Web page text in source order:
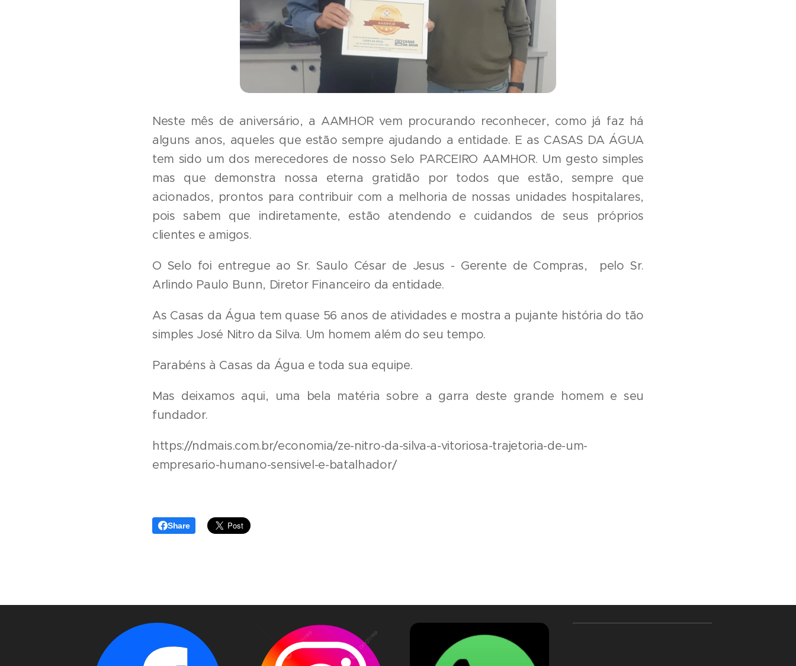
Neste mês de aniversário, a AAMHOR vem procurando reconhecer, como já faz há
alguns anos, aqueles que estão sempre ajudando a entidade. E as CASAS DA ÁGUA
tem sido um dos merecedores de nosso Selo PARCEIRO AAMHOR. Um gesto simples
mas que demonstra nossa eterna gratidão por todos que estão, sempre que
acionados, prontos para contribuir com a melhoria de nossas unidades hospitalares,
pois sabem que indiretamente, estão atendendo e cuidandos de seus próprios
clientes e amigos.
O Selo foi entregue ao Sr. Saulo César de Jesus - Gerente de Compras, pelo Sr.
Arlindo Paulo Bunn, Diretor Financeiro da entidade.
As Casas da Água tem quase 56 anos de atividades e mostra a pujante história do tão
simples José Nitro da Silva. Um homem além do seu tempo.
Parabéns à Casas da Água e toda sua equipe.
Mas deixamos aqui, uma bela matéria sobre a garra deste grande homem e seu
fundador.
https://ndmais.com.br/economia/ze-nitro-da-silva-a-vitoriosa-trajetoria-de-um-
empresario-humano-sensivel-e-batalhador/
Share